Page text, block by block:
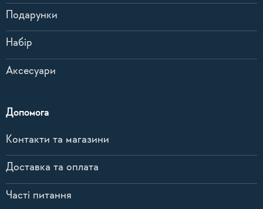
Подарунки
Набір
Аксесуари
Допомога
Контакти та магазини
Доставка та оплата
Часті питання